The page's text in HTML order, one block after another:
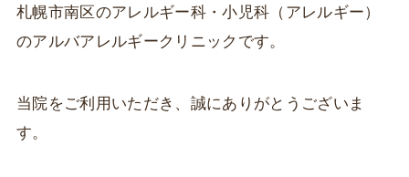
札幌市南区のアレルギー科・小児科（アレルギー）
のアルバアレルギークリニックです。
当院をご利用いただき、誠にありがとうございま
す。